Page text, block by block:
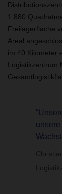
1.880
Freilagerfläche
Areal
im 40 Kilometer
Logistikzentrum